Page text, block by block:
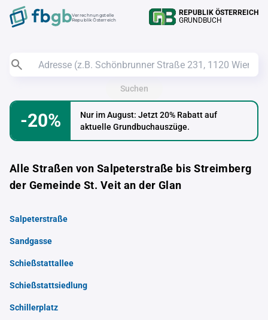
Verrechnungstelle
Republik Österreich
REPUBLIK ÖSTERREICH
GRUNDBUCH
Suchen
-20%
Nur im August: Jetzt 20% Rabatt auf
aktuelle Grundbuchauszüge.
Alle Straßen von Salpeterstraße bis Streimberg
der Gemeinde St. Veit an der Glan
Salpeterstraße
Sandgasse
Schießstattallee
Schießstattsiedlung
Schillerplatz